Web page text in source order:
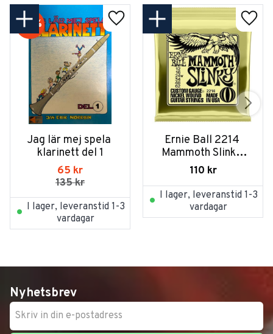
Jag lär mej spela
klarinett del 1
65 kr
135kr
52 %
I lager, leveranstid 1-3
vardagar
Ernie Ball 2214
Mammoth Slinky
012-062
110 kr
I lager, leveranstid 1-3
vardagar
Nyhetsbrev